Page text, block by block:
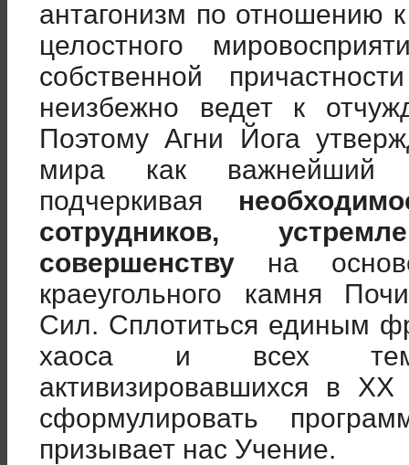
антагонизм по отношению
целостного
собственной
неизбежно ведет к
Поэтому Агни Йога
мира как важнейший
подчеркивая
сотрудников,
совершенству на
краеугольного камня
Сил. Сплотиться единым
хаоса и всех
активизировавшихся в
сформулировать
призывает нас Учение.